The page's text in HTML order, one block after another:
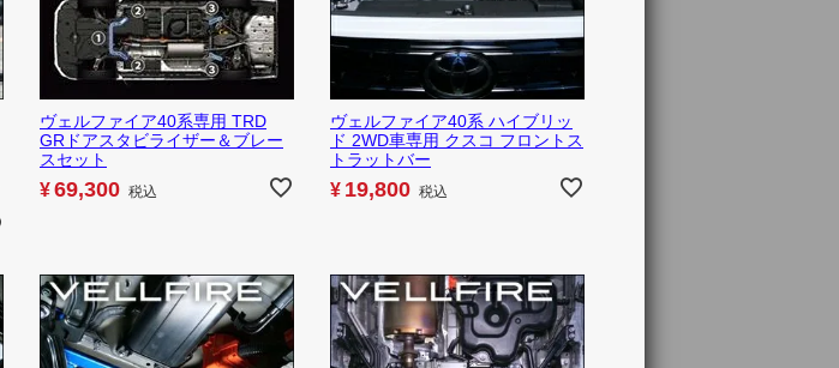
ヴェルファイア40系専用 TRD
GRドアスタビライザー＆ブレー
スセット
¥69,300 税込
ヴェルファイア40系 ハイブリッ
ド 2WD車専用 クスコ フロントス
トラットバー
¥ 19,800 税込